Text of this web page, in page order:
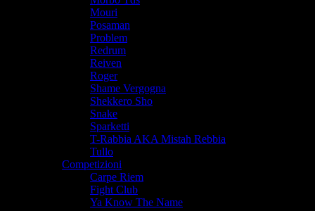
Mouri
Posaman
Problem
Redrum
Reiven
Roger
Shame Vergogna
Shekkero Sho
Snake
Sparketti
T-Rabbia AKA Mistah Rebbia
Tullo
Competizioni
Carpe Riem
Fight Club
Ya Know The Name